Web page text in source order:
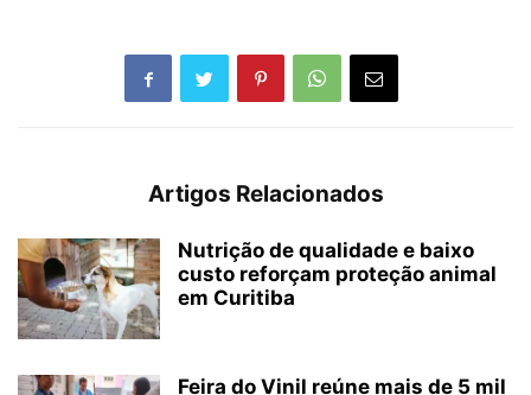
Artigos Relacionados
Nutrição de qualidade e baixo
custo reforçam proteção animal
em Curitiba
Feira do Vinil reúne mais de 5 mil